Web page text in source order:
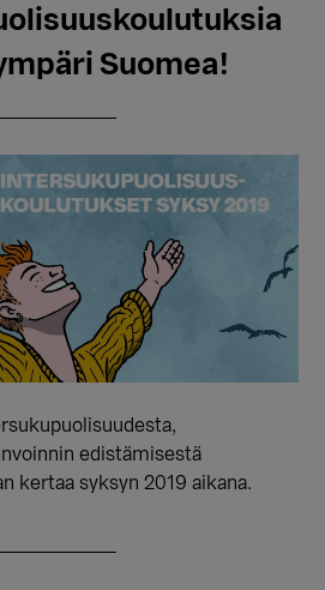
Suomea!
edistämisestä
kertaa syksyn 2019 aikana.